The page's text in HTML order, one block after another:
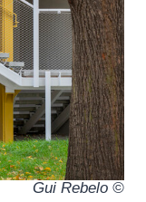
© Gui Rebelo